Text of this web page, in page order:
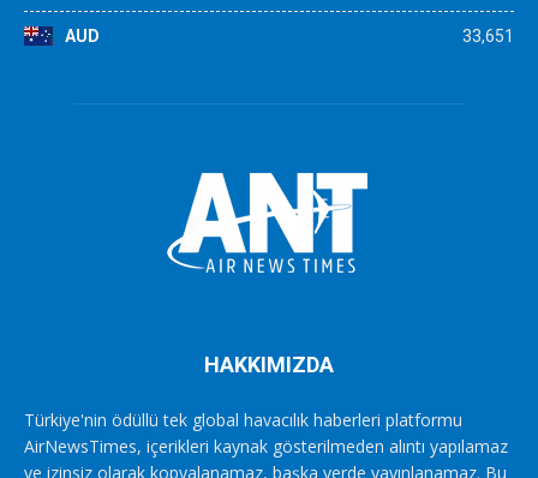
AUD 33,651
HAKKIMIZDA
Türkiye'nin ödüllü tek global havacılık haberleri platformu
AirNewsTimes, içerikleri kaynak gösterilmeden alıntı yapılamaz
ve izinsiz olarak kopyalanamaz, başka yerde yayınlanamaz. Bu